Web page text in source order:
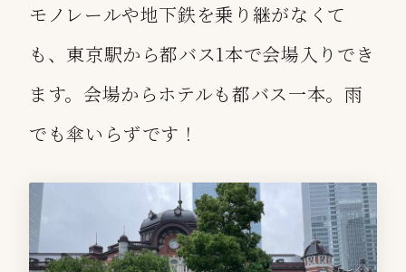
モノレールや地下鉄を乗り継がなくて
も、東京駅から都バス1本で会場入りでき
ます。会場からホテルも都バス一本。雨
でも傘いらずです！